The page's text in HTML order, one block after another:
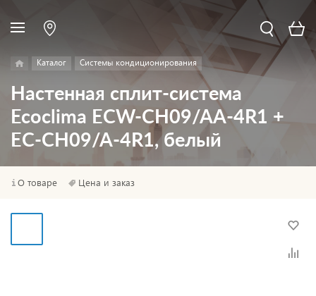
Каталог Системы кондиционирования
Настенная сплит-система
Ecoclima ECW-CH09/AA-4R1 +
EC-CH09/A-4R1, белый
О товаре Цена и заказ